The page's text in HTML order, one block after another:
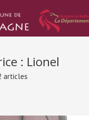
: Lionel
articles